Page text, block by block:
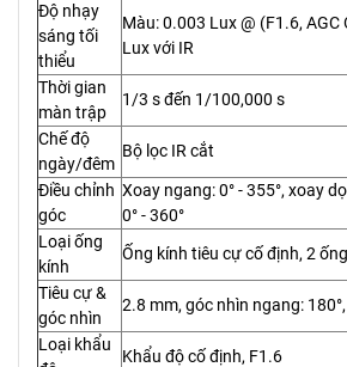
Độ nhạy
sáng tối
thiểu
Màu: 0.003 Lux @ (F1.6, AGC
Lux với IR
Thời gian
màn trập
1/3 s đến 1/100,000 s
Chế độ
ngày/đêm
Bộ lọc IR cắt
Điều chỉnh
góc
Xoay ngang: 0° - 355°, xoay
0° - 360°
Loại ống
kính
Ống kính tiêu cự cố định, 2
Tiêu cự &
góc nhìn
2.8 mm, góc nhìn ngang:
Loại khẩu
Khẩu độ cố định, F1.6